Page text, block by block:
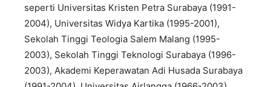
seperti Universitas Kristen Petra Surabaya (1991-
2004), Universitas Widya Kartika (1995-2001),
Sekolah Tinggi Teologia Salem Malang (1995-
2003), Sekolah Tinggi Teknologi Surabaya (1996-
2003), Akademi Keperawatan Adi Husada Surabaya